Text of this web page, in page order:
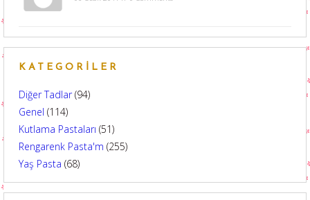
KATEGORILER
Diğer Tadlar(94)
Genel (114)
Kutlama Pastaları (51)
Rengarenk Pasta'm (255)
Yaş Pasta (68)